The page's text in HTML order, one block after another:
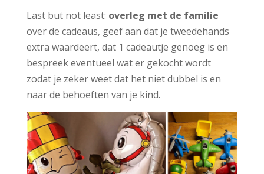
Last but not least: overleg met de familie
over de cadeaus, geef aan dat je tweedehands
extra waardeert, dat 1 cadeautje genoeg is en
bespreek eventueel wat er gekocht wordt
zodat je zeker weet dat het niet dubbel is en
naar de behoeften van je kind.